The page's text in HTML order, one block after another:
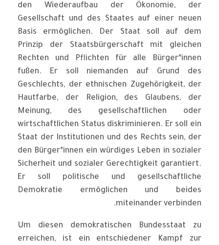
den Wiederaufbau der Ökonomie, der
Gesellschaft und des Staates auf einer neuen
Basis ermöglichen. Der Staat soll auf dem
Prinzip der Staatsbürgerschaft mit gleichen
Rechten und Pflichten für alle Bürger*innen
fußen. Er soll niemanden auf Grund des
Geschlechts, der ethnischen Zugehörigkeit, der
Hautfarbe, der Religion, des Glaubens, der
Meinung, des gesellschaftlichen oder
wirtschaftlichen Status diskriminieren. Er soll ein
Staat der Institutionen und des Rechts sein, der
den Bürger*innen ein würdiges Leben in sozialer
Sicherheit und sozialer Gerechtigkeit garantiert.
Er soll politische und gesellschaftliche
Demokratie ermöglichen und beides
miteinander verbinden.
Um diesen demokratischen Bundesstaat zu
erreichen, ist ein entschiedener Kampf zur